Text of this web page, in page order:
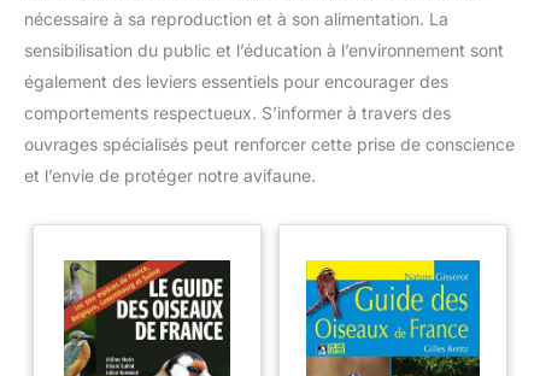
nécessaire à sa reproduction et à son alimentation. La
sensibilisation du public et l’éducation à l’environnement sont
également des leviers essentiels pour encourager des
comportements respectueux. S’informer à travers des
ouvrages spécialisés peut renforcer cette prise de conscience
et l’envie de protéger notre avifaune.